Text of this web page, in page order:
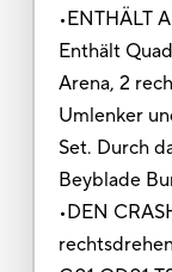
•ENTHÄLT
Enthält
Arena, 2
Umlenker
Set. Durch
Beyblade
•DEN